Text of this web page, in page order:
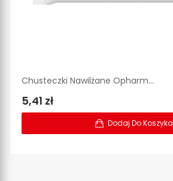
Chusteczki Nawilżane Opharm...
5,41 zł
Dodaj Do Koszyka